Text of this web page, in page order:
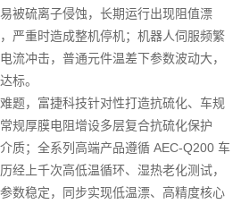
被硫离子侵蚀，长期运行出现阻值漂
严重时造成整机停机；机器人伺服频繁
流冲击，普通元件温差下参数波动大，
标。
题，富捷科技针对性打造抗硫化、车规
规厚膜电阻增设多层复合抗硫化保护
质；全系列高端产品遵循 AEC-Q200 车
经上千次高低温循环、湿热老化测试，
数稳定，同步实现低温漂、高精度核心